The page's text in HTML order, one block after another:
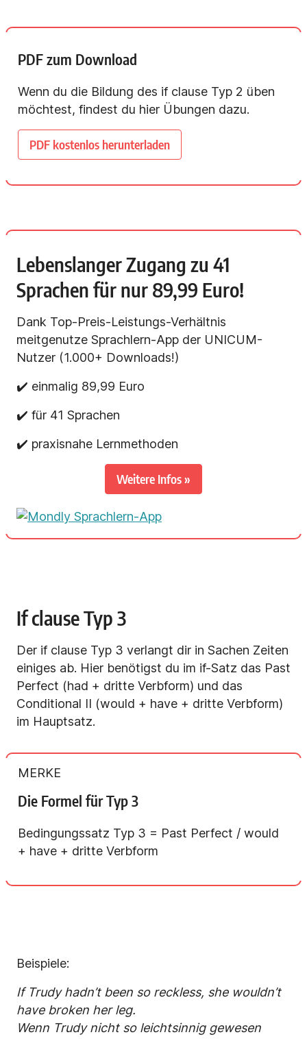
PDF zum Download
Wenn du die Bildung des if clause Typ 2 üben
möchtest, findest du hier Übungen dazu.
PDF kostenlos herunterladen
Lebenslanger Zugang zu 41
Sprachen für nur 89,99 Euro!
Dank Top-Preis-Leistungs-Verhältnis
meitgenutze Sprachlern-App der UNICUM-
Nutzer (1.000+ Downloads!)
✔️ einmalig 89,99 Euro
✔️ für 41 Sprachen
✔️ praxisnahe Lernmethoden
Weitere Infos »
If clause Typ 3
Der if clause Typ 3 verlangt dir in Sachen Zeiten
einiges ab. Hier benötigst du im if-Satz das Past
Perfect (had + dritte Verbform) und das
Conditional II (would + have + dritte Verbform)
im Hauptsatz.
MERKE
Die Formel für Typ 3
Bedingungssatz Typ 3 = Past Perfect / would
+ have + dritte Verbform
Beispiele:
If Trudy hadn’t been so reckless, she wouldn’t
have broken her leg.
Wenn Trudy nicht so leichtsinnig gewesen